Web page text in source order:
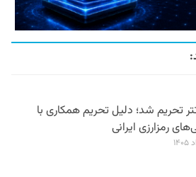
تحریم شد؛ دلیل تحریم همکاری با
رمزارزی ایرانی